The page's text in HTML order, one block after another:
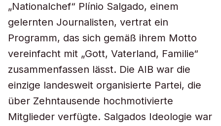
„Nationalchef“ Plínio Salgado, einem
gelernten Journalisten, vertrat ein
Programm, das sich gemäß ihrem Motto
vereinfacht mit „Gott, Vaterland, Familie“
zusammenfassen lässt. Die AIB war die
einzige landesweit organisierte Partei, die
über Zehntausende hochmotivierte
Mitglieder verfügte. Salgados Ideologie war